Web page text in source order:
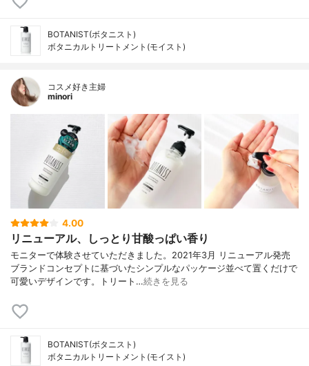
BOTANIST(ボタニスト)
ボタニカルトリートメント(モイスト)
コスメ好き主婦
minori
4.00
リニューアル、しっとり甘酸っぱい香り
モニターで体験させていただきました。2021年3月 リニューアル発売
ブランドコンセプトに基づいたシンプルなパッケージ並べて置くだけで
可愛いデザインです。トリート…続きを見る
BOTANIST(ボタニスト)
ボタニカルトリートメント(モイスト)